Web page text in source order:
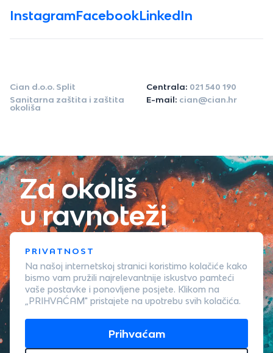
InstagramFacebookLinkedIn
Cian d.o.o. Split
Sanitarna zaštita i zaštita
okoliša
Centrala: 021 540 190
E-mail: cian@cian.hr
Za okoliš
u ravnoteži
PRIVATNOST
Na našoj internetskoj stranici koristimo kolačiće kako
bismo vam pružili najrelevantnije iskustvo pamteći
vaše postavke i ponovljene posjete. Klikom na
„PRIHVAĆAM" pristajete na upotrebu svih kolačića.
Prihvaćam